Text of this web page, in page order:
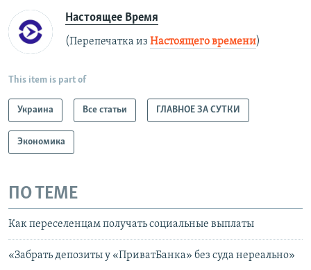
Настоящее Время
(Перепечатка из Настоящего времени)
This item is part of
Украина Все статьи ГЛАВНОЕ ЗА СУТКИ
Экономика
ПО ТЕМЕ
Как переселенцам получать социальные выплаты
«Забрать депозиты у «ПриватБанка» без суда нереально»